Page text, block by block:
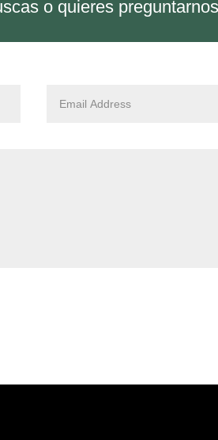
o quieres